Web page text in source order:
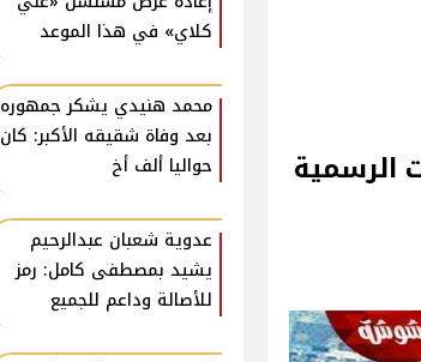
الرسمية
كلاي» في هذا الموعد
محمد هنيدي يشكر جمهوره
بعد وفاة شقيقه الأكبر: كان
حواليا ألف أخ
عدوية شعبان عبدالرحيم
يشيد بمصطفى كامل: رمز
للأصالة وداعم للجميع